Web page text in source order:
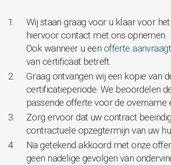
Wij staan graag voor u klaar voor
hiervoor contact met ons opnemen.
Ook wanneer u een offerte
van certificaat betreft.
Graag ontvangen wij een kopie van
certificatieperiode. We beoordelen
passende offerte voor de overname
Zorg ervoor dat uw contract
contractuele opzegtermijn van uw
Na getekend akkoord met onze
geen nadelige gevolgen van